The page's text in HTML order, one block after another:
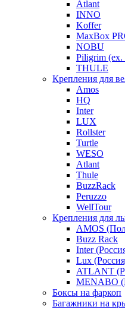
Atlant
INNO
Koffer
MaxBox
NOBU
Piligrim (ex.
THULE
Крепления для
Amos
HQ
Inter
LUX
Rollster
Turtle
WESO
Atlant
Thule
BuzzRack
Peruzzo
WellTour
Крепления для
AMOS
Buzz Rack
Inter
Lux
ATLANT
MENABO
Боксы на фаркоп
Багажники на